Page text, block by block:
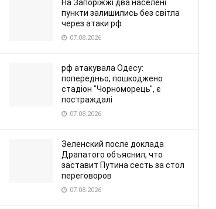
На Запоріжжі два населені
пункти залишились без світла
через атаки рф
07.08.2026
рф атакувала Одесу:
попередньо, пошкоджено
стадіон "Чорноморець", є
постраждалі
07.08.2026
Зеленский после доклада
Драпатого объяснил, что
заставит Путина сесть за стол
переговоров
07.08.2026